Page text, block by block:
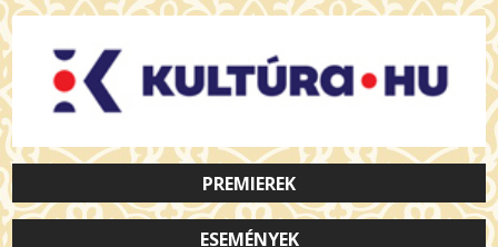
PREMIEREK
ESEMÉNYEK